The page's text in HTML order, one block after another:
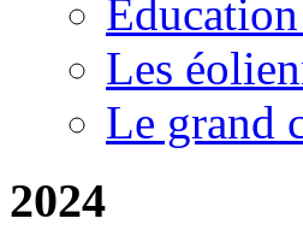
Les
Le grand
2024